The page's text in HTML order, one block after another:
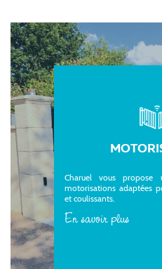
Charuel vous
motorisations adaptées
et coulissants.
En savoir plus